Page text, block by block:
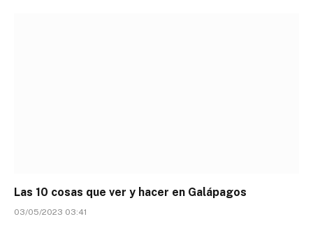
Las 10 cosas que ver y hacer en Galápagos
03/05/2023 03:41